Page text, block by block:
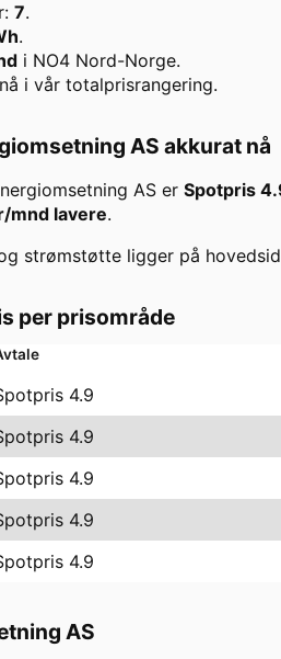
7.
.
i NO4 Nord-Norge.
i vår totalprisrangering.
AS akkurat nå
AS er Spotpris
mnd lavere.
strømstøtte ligger på
per prisområde
4.9
4.9
4.9
4.9
4.9
AS